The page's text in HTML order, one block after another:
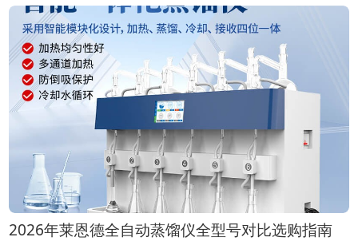
2026年莱恩德全自动蒸馏仪全型号对比选购指南